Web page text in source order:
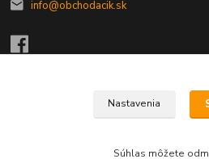
info@obchodacik.sk
Upravit sběr
Nastavenia
Súhlas môžete